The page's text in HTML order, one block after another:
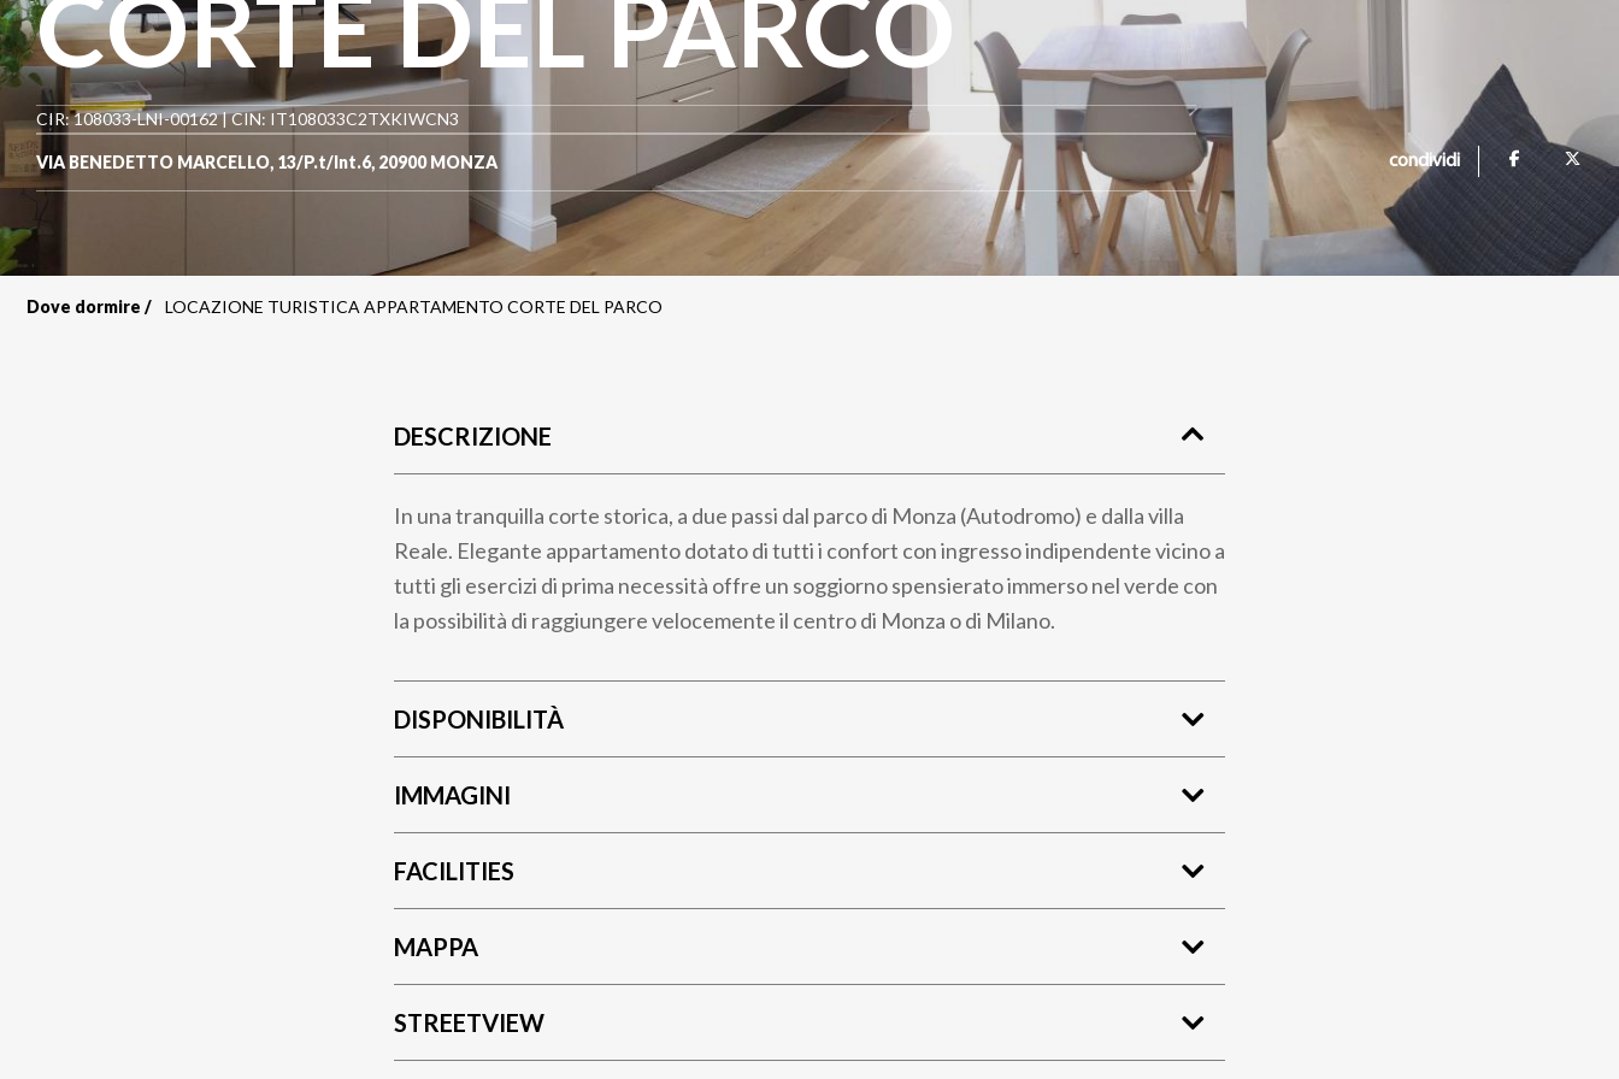
CORTE DEL PARCO
CIR: 108033-LNI-00162 | CIN: IT108033C2TXKIWCN3
VIA BENEDETTO MARCELLO, 13/P.t/Int.6, 20900 MONZA condividi
Dove dormire LOCAZIONE TURISTICA APPARTAMENTO CORTE DEL PARCO
DESCRIZIONE
In una tranquilla corte storica, a due passi dal parco di Monza (Autodromo) e dalla villa
Reale. Elegante appartamento dotato di tutti i confort con ingresso indipendente vicino a
tutti gli esercizi di prima necessità offre un soggiorno spensierato immerso nel verde con
la possibilità di raggiungere velocemente il centro di Monza o di Milano.
DISPONIBILITÀ
IMMAGINI
FACILITIES
MAPPA
STREETVIEW